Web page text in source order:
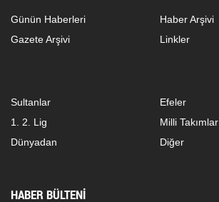
Günün Haberleri
Haber Arşivi
Gazete Arşivi
Linkler
Sultanlar
Efeler
1. 2. Lig
Milli Takımlar
Dünyadan
Diğer
HABER BÜLTENİ